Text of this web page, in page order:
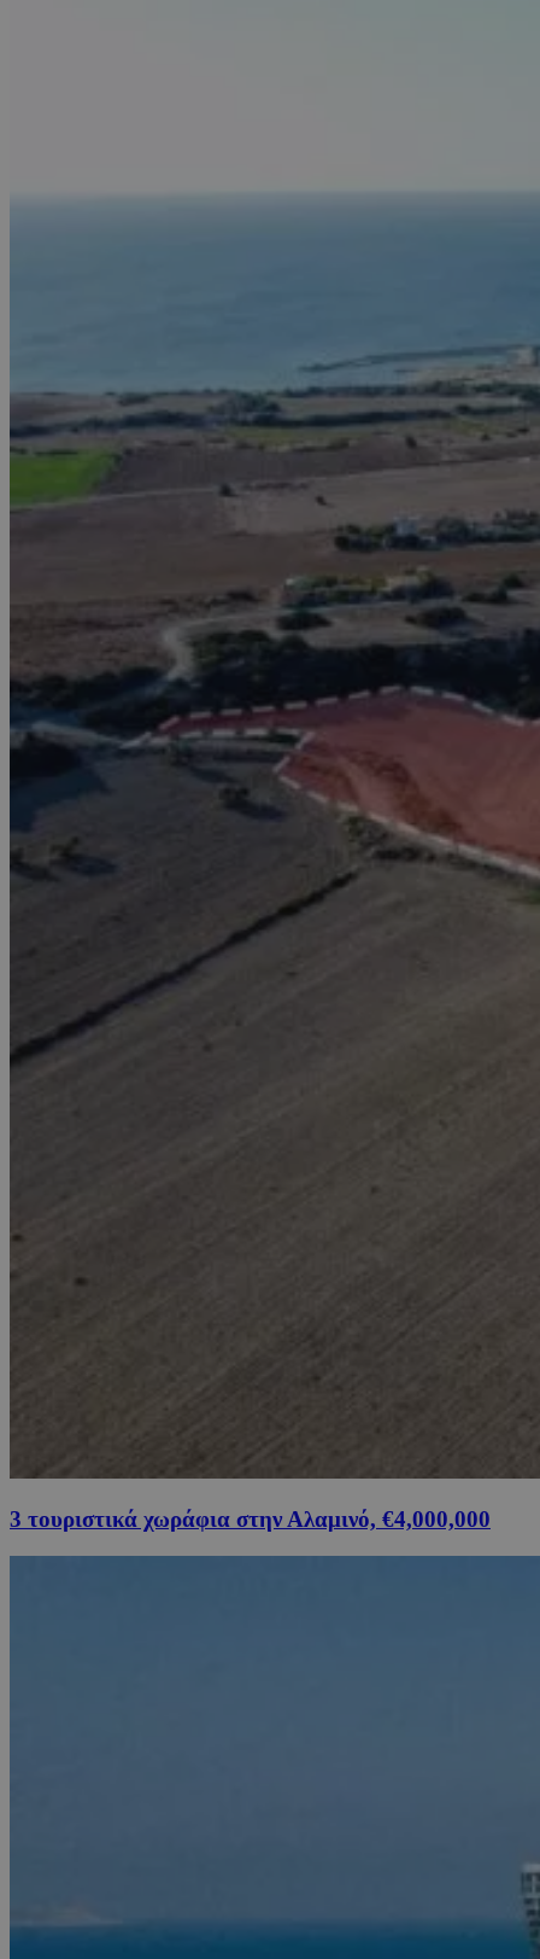
3 τουριστικά χωράφια στην Αλαμινό, €4,000,000